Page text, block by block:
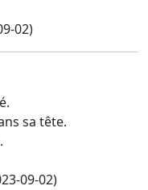
02)
sa tête.
09-02)